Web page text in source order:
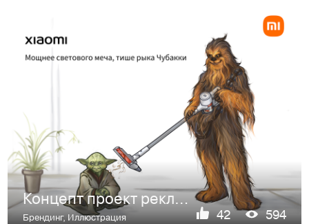
Концепт проект рекламной иллюстрации для бренда Xiaomi
Брендинг,Иллюстрация 42 594